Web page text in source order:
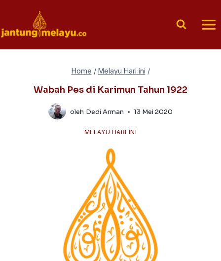
content
Home / Melayu Hari ini /
Wabah Pes di Karimun Tahun 1922
oleh Dedi Arman 13 Mei 2020
MELAYU HARI INI